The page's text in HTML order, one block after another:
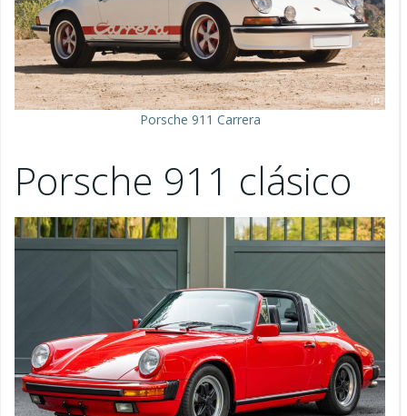
Porsche 911 Carrera
Porsche 911 clásico